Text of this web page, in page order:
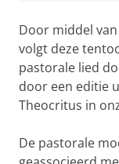
Door middel
volgt deze
pastorale lied
door een editie
Theocritus in
De pastorale